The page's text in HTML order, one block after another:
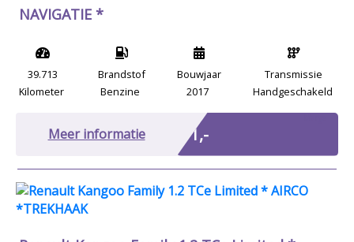
NAVIGATIE *
39.713
Kilometer
Brandstof
Benzine
Bouwjaar
2017
Transmissie
Handgeschakeld
Meer informatie € 1,-